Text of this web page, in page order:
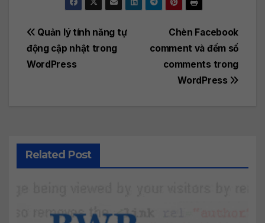
Post
navigation
Chèn Facebook
comment và đếm số
comments trong
WordPress
Quản lý tính năng tự
động cập nhật trong
WordPress
Related Post